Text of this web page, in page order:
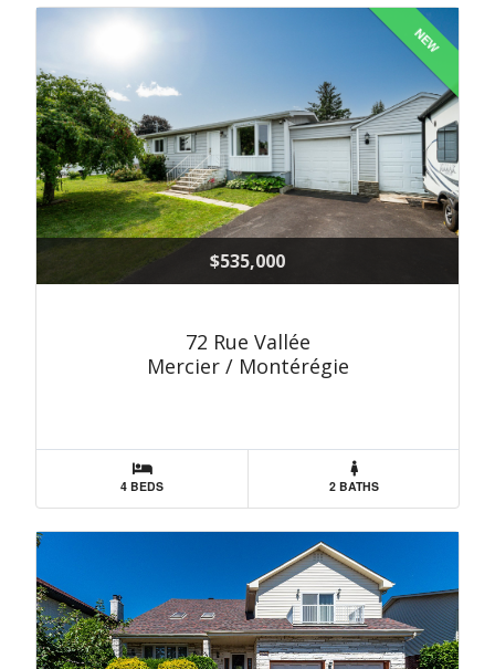
NEW
$535,000
72 Rue Vallée
Mercier / Montérégie
4 BEDS 2 BATHS